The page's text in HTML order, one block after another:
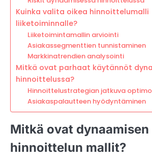
Kuinka valita oikea hinnoittelumalli
liiketoiminnalle?
Liiketoimintamallin arviointi
Asiakassegmenttien tunnistaminen
Markkinatrendien analysointi
Mitkä ovat parhaat käytännöt
hinnoittelussa?
Hinnoittelustrategian jatkuva
Asiakaspalautteen hyödyntäminen
Mitkä ovat dynaamisen
hinnoittelun mallit?